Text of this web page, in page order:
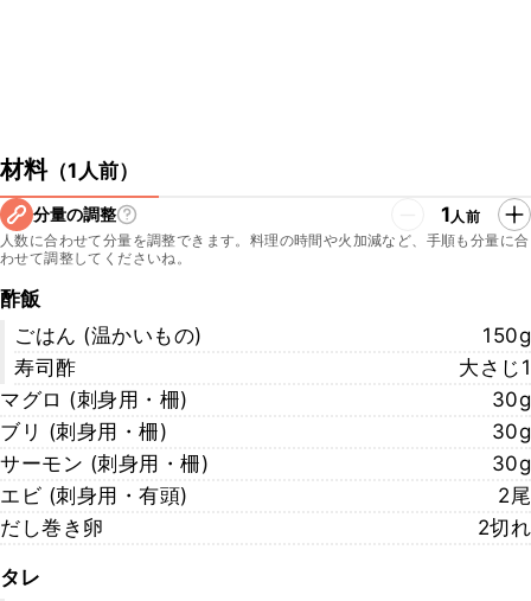
材料（1人前）
分量の調整 1人前
人数に合わせて分量を調整できます。料理の時間や火加減など、手順も分量に合
わせて調整してくださいね。
酢飯
ごはん (温かいもの)
150g
寿司酢
大さじ1
マグロ (刺身用・柵)
30g
ブリ (刺身用・柵)
30g
サーモン (刺身用・柵)
30g
エビ (刺身用・有頭)
2尾
だし巻き卵
2切れ
タレ